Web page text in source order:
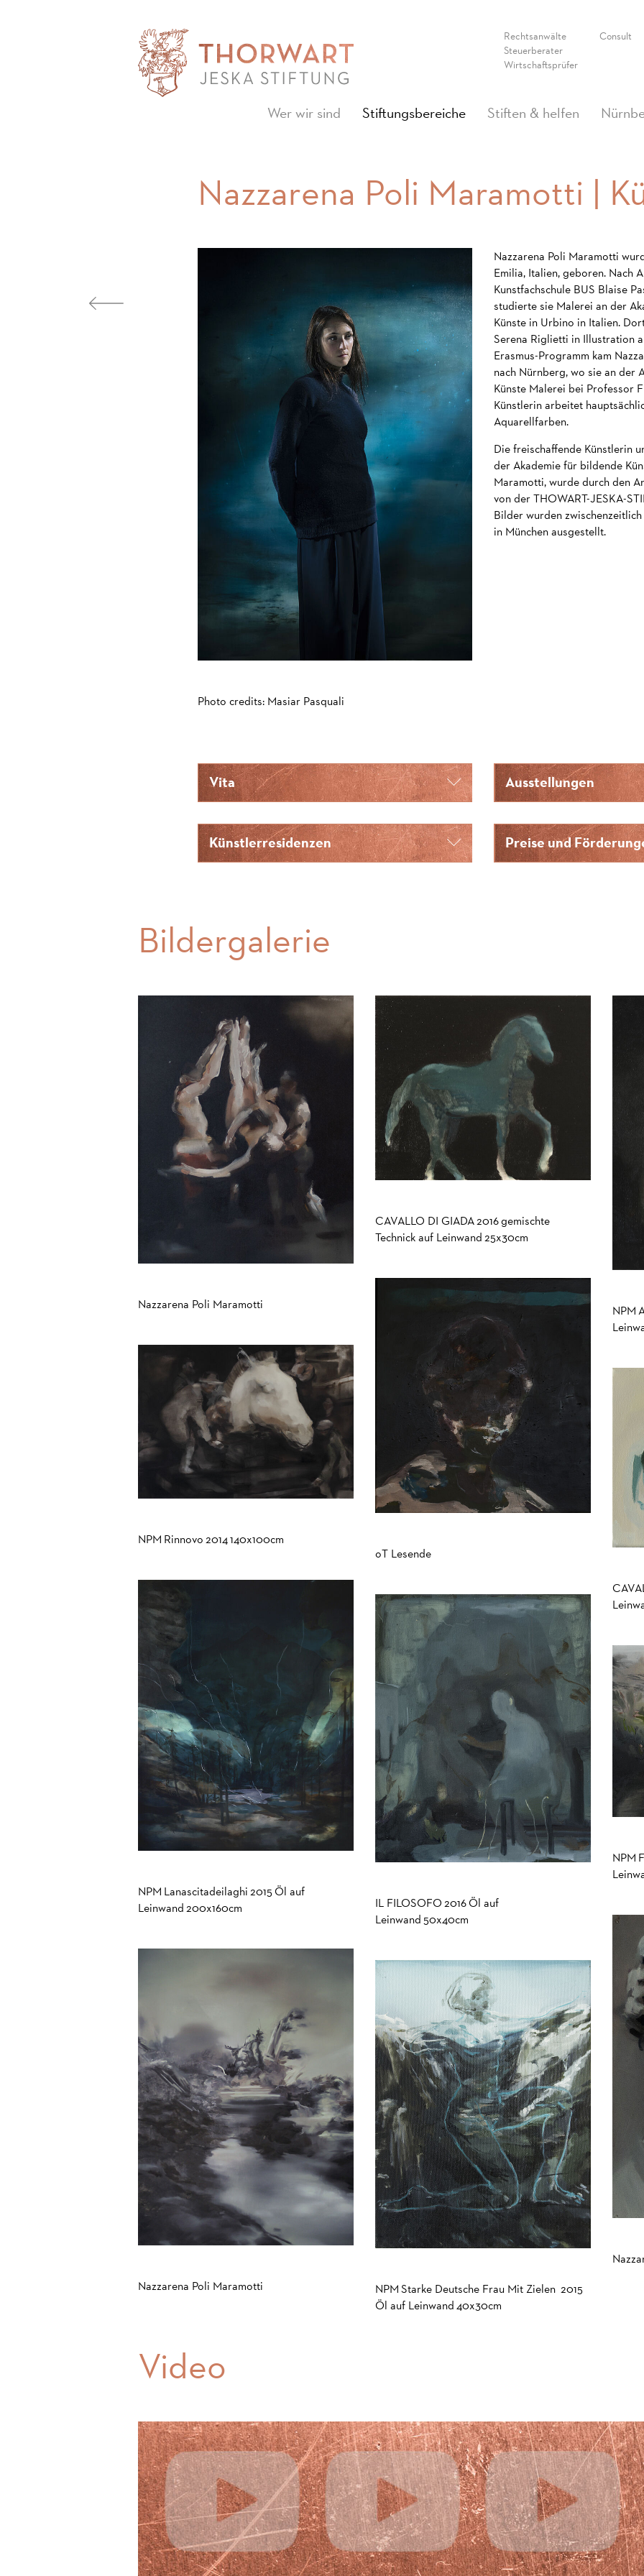
Rechtsanwälte
Steuerberater
Wirtschaftsprüfer
Consult
Wer wir sind Stiftungsbereiche(current)
Stiften & helfen
Nazzarena Poli Maramotti |
Photo credits: Masiar Pasquali
Nazzarena Poli Maramotti
Emilia, Italien, geboren. Nach
Kunstfachschule BUS Blaise
studierte sie Malerei an der
Künste in Urbino in Italien.
Serena Riglietti in Illustration
Erasmus-Programm kam
nach Nürnberg, wo sie an der
Künste Malerei bei Professor
Künstlerin arbeitet
Aquarellfarben.
Die freischaffende Künstlerin
der Akademie für bildende
Maramotti, wurde durch den
von der THOWART-JESKA-
Bilder wurden
in München ausgestellt.
Vita
Künstlerresidenzen
Ausstellungen
Preise und
Bildergalerie
Nazzarena Poli Maramotti
CAVALLO DI GIADA 2016 gemischte
Technick auf Leinwand 25x30cm
NPM
NPM Rinnovo 2014 140x100cm
oT Lesende
NPM Lanascitadeilaghi 2015 Öl auf
Leinwand 200x160cm
IL FILOSOFO 2016 Öl auf
Leinwand 50x40cm
NPM
Nazzarena Poli Maramotti
NPM Starke Deutsche Frau Mit Zielen 2015
Öl auf Leinwand 40x30cm
Video